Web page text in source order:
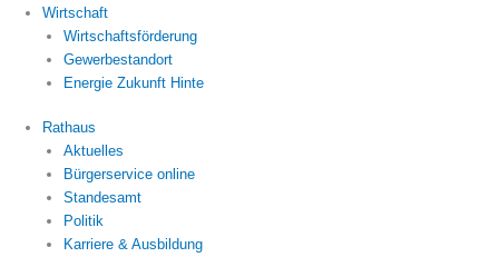
Wirtschaft
Wirtschaftsförderung
Gewerbestandort
Energie Zukunft Hinte
Rathaus
Aktuelles
Bürgerservice online
Standesamt
Politik
Karriere & Ausbildung